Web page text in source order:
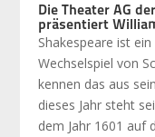
Die Theater AG
präsentiert
Shakespeare ist
Wechselspiel von
kennen das aus
dieses Jahr steht
dem Jahr 1601 auf